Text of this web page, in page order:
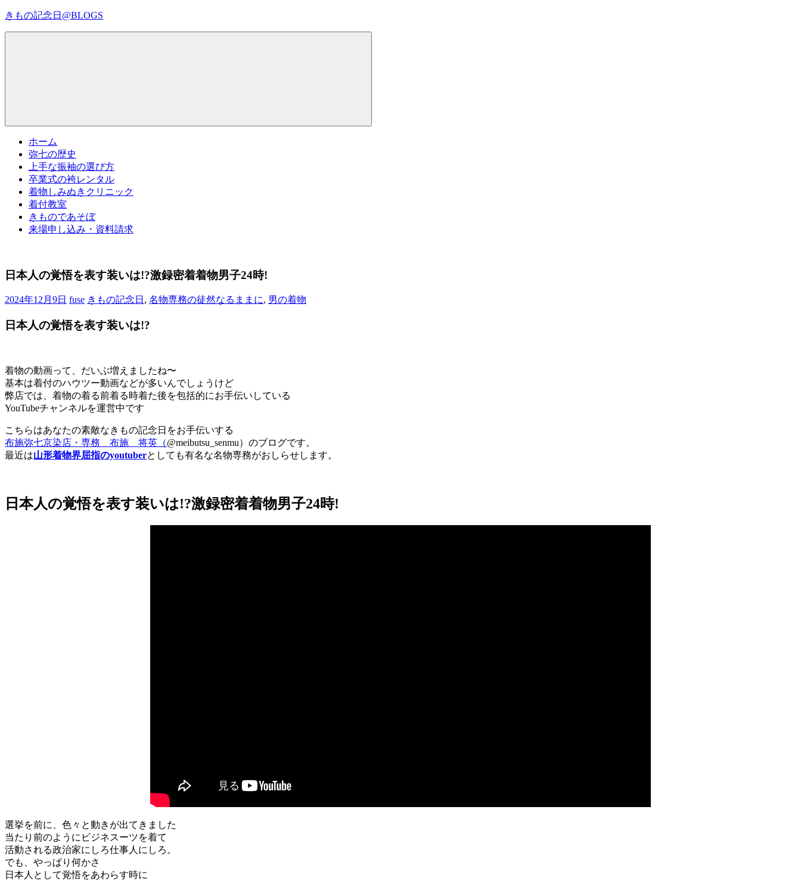
コ
プ
きもの記念日@BLOGS
ブ
グ
す。
Menu
ホーム
弥七の歴史
上手な振袖の選び方
卒業式の袴レンタル
着物しみぬきクリニック
着付教室
きものであそぼ
来場申し込み・資料請求
日本人の覚悟を表す装いは!?激録密着着物男子24時!
2024年12月9日 fuse きもの記念日 , 名物専務の徒然なるままに, 男の着物
日本人の覚悟を表す装いは!?
着物の動画って、だいぶ増えましたね〜
基本は着付のハウツー動画などが多いんでしょうけど
弊店では、着物の着る前着る時着た後を包括的にお手伝いしている
YouTubeチャンネルを運営中です
こちらはあなたの素敵なきもの記念日をお手伝いする
布施弥七京染店・専務 布施 将英（@meibutsu_senmu）のブログです。
最近は山形着物界屈指のyoutuberとしても有名な名物専務がおしらせします。
日本人の覚悟を表す装いは!?激録密着着物男子24時!
選挙を前に、色々と動きが出てきました
当たり前のようにビジネスーツを着て
活動される政治家にしろ仕事人にしろ。
でも、やっぱり何かさ
日本人として覚悟をあわらす時に